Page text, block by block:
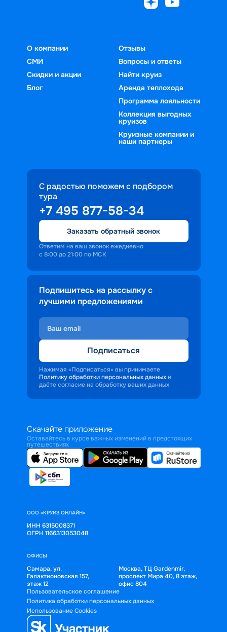
О компании
СМИ
Скидки и акции
Блог
Отзывы
Вопросы и ответы
Найти круиз
Аренда теплохода
Программа лояльности
Коллекция выгодных
круизов
Круизные компании и
наши партнеры
С радостью поможем с подбором
тура
+7 495 877-58-34
Заказать обратный звонок
Ответим на ваш звонок ежедневно
с 8:00 до 21:00 по МСК
Подпишитесь на рассылку с
лучшими предложениями
Подписаться
Нажимая «Подписаться» вы принимаете
Политику обработки персональных данных и
даёте согласие на обработку ваших данных
Скачайте приложение
Оставайтесь в курсе важных изменений в предстоящих
путешествиях
ООО «КРУИЗ.ОНЛАЙН»
ИНН 6315008371
ОГРН 1166313053048
ОФИСЫ
Самара, ул.
Галактионовская 157,
этаж 12
Москва, ТЦ Gardenmir,
проспект Мира 40, 8 этаж,
офис 804
Пользовательское соглашение
Политика обработки персональных данных
Использование Cookies